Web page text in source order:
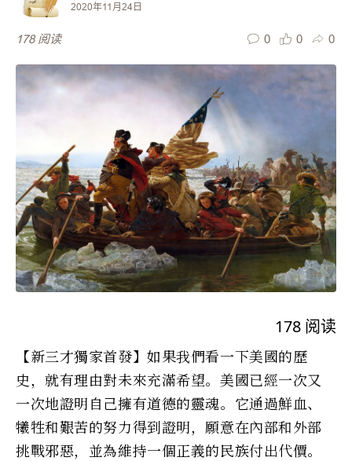
2020年11月24日
178 阅读 0 0 0
178 阅读
【新三才獨家首發】如果我們看一下美國的歷
史，就有理由對未來充滿希望。美國已經一次又
一次地證明自己擁有道德的靈魂。它通過鮮血、
犧牲和艱苦的努力得到證明，願意在內部和外部
挑戰邪惡，並為維持一個正義的民族付出代價。